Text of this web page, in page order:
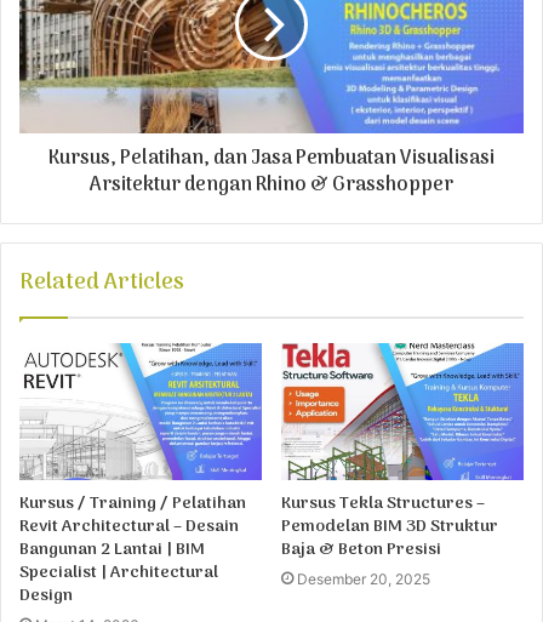
Kursus, Pelatihan, dan Jasa Pembuatan Visualisasi
Arsitektur dengan Rhino & Grasshopper
Related Articles
Kursus / Training / Pelatihan
Revit Architectural – Desain
Bangunan 2 Lantai | BIM
Specialist | Architectural
Design
Kursus Tekla Structures –
Pemodelan BIM 3D Struktur
Baja & Beton Presisi
Desember 20, 2025